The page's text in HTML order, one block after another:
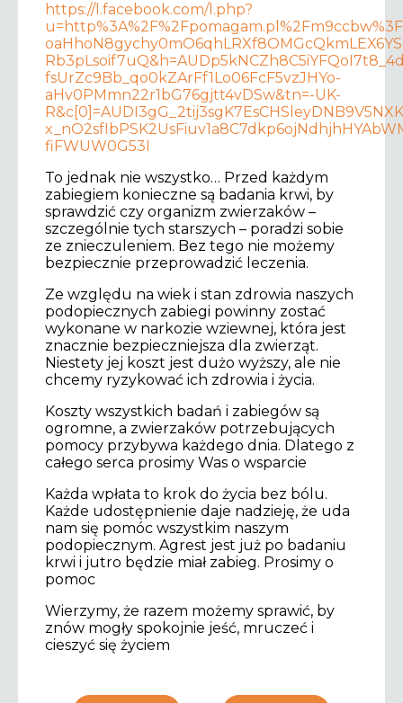
https://l.facebook.com/l.php?
fsUrZc9Bb_qo0kZArFf1Lo06FcF5vzJHYo-
aHv0PMmn22r1bG76gjtt4vDSw&tn=-UK-
fiFWUW0G53I
To jednak nie wszystko… Przed każdym
zabiegiem konieczne są badania krwi, by
sprawdzić czy organizm zwierzaków –
szczególnie tych starszych – poradzi sobie
ze znieczuleniem. Bez tego nie możemy
bezpiecznie przeprowadzić leczenia.
Ze względu na wiek i stan zdrowia naszych
podopiecznych zabiegi powinny zostać
wykonane w narkozie wziewnej, która jest
znacznie bezpieczniejsza dla zwierząt.
Niestety jej koszt jest dużo wyższy, ale nie
chcemy ryzykować ich zdrowia i życia.
Koszty wszystkich badań i zabiegów są
ogromne, a zwierzaków potrzebujących
pomocy przybywa każdego dnia. Dlatego z
całego serca prosimy Was o wsparcie
Każda wpłata to krok do życia bez bólu.
Każde udostępnienie daje nadzieję, że uda
nam się pomóc wszystkim naszym
podopiecznym. Agrest jest już po badaniu
krwi i jutro będzie miał zabieg. Prosimy o
pomoc
Wierzymy, że razem możemy sprawić, by
znów mogły spokojnie jeść, mruczeć i
cieszyć się życiem